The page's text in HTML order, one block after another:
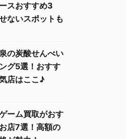
スおすすめ3
ないスポットも
の炭酸せんべい
グ5選！おすす
店はここ♪
ーム買取がおす
店7選！高額の